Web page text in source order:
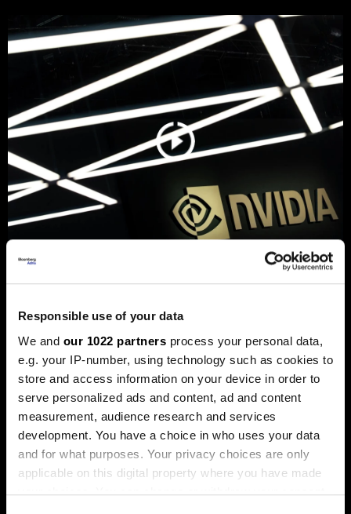
Responsible use of your data
We and our 1022 partners process your personal data,
e.g. your IP-number, using technology such as cookies to
store and access information on your device in order to
serve personalized ads and content, ad and content
measurement, audience research and services
development. You have a choice in who uses your data
and for what purposes. Your privacy choices are only
applicable on this digital property where you have made
your choices. You can change or withdraw your consent
„Енвидија“ купи стартап основан
од Mакедонецот Вања
Јосифовски и Словенецот Јуре
Лесковец
„Кумо АИ“ развива модели наменети за
предвидување деловни настани.